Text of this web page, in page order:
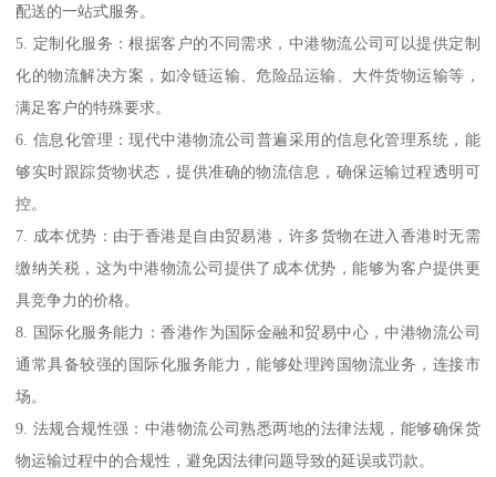
配送的一站式服务。
5. 定制化服务：根据客户的不同需求，中港物流公司可以提供定制
化的物流解决方案，如冷链运输、危险品运输、大件货物运输等，
满足客户的特殊要求。
6. 信息化管理：现代中港物流公司普遍采用的信息化管理系统，能
够实时跟踪货物状态，提供准确的物流信息，确保运输过程透明可
控。
7. 成本优势：由于香港是自由贸易港，许多货物在进入香港时无需
缴纳关税，这为中港物流公司提供了成本优势，能够为客户提供更
具竞争力的价格。
8. 国际化服务能力：香港作为国际金融和贸易中心，中港物流公司
通常具备较强的国际化服务能力，能够处理跨国物流业务，连接市
场。
9. 法规合规性强：中港物流公司熟悉两地的法律法规，能够确保货
物运输过程中的合规性，避免因法律问题导致的延误或罚款。